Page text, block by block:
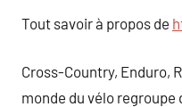
Tout savoir à propos de
Cross-Country, Enduro,
monde du vélo regroupe